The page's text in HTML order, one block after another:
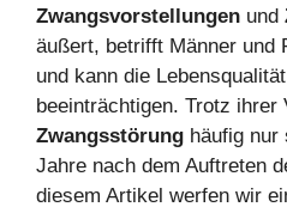
Zwangsvorstellungen und
äußert, betrifft Männer und
und kann die
beeinträchtigen. Trotz ihrer
Zwangsstörung häufig
Jahre nach dem Auftreten
diesem Artikel werfen wir